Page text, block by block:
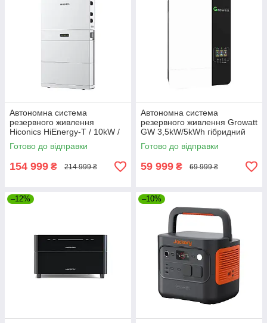
Автономна система
резервного живлення
Hiconics HiEnergy-T / 10kW /
10.2kWh / LiFePO4 (HEC2-
T10.10)
Готово до відправки
154 999 ₴ 214 999 ₴
Автономна система
резервного живлення Growatt
GW 3,5kW/5kWh гібридний
інвертор + батарея +
комплект кабелів (GW-
3,5kW/5kWh)
Готово до відправки
59 999 ₴ 69 999 ₴
–12% –10%